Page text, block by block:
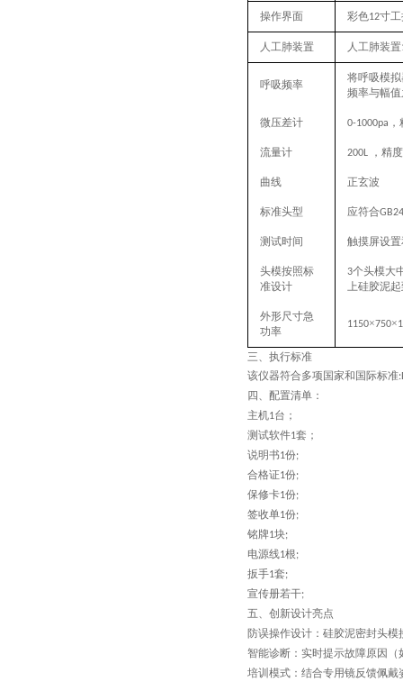
操作界面 彩色12寸
人工肺装置 人工肺装置
呼吸频率
将呼吸模
频率与幅
微压差计 0-1000pa
流量计 200L ，精度
曲线 正玄波
标准头型 应符合
测试时间 触摸屏设
头模按照标
准设计
3个头模大
上硅胶泥
外形尺寸急
功率
1150×750×
三、执行标准
该仪器符合多项国家和国际标准
四、 配置清单 ：
主机1台；
测试软件1套；
说明书1份;
合格证1份;
保修卡1份;
签收单1份;
铭牌1块;
电源线1根;
扳手1套;
宣传册若干;
五、创新设计亮点
防误操作设计 ：硅胶泥密封头
智能诊断 ：实时提示故障原因
培训模式 ：结合专用镜反馈佩